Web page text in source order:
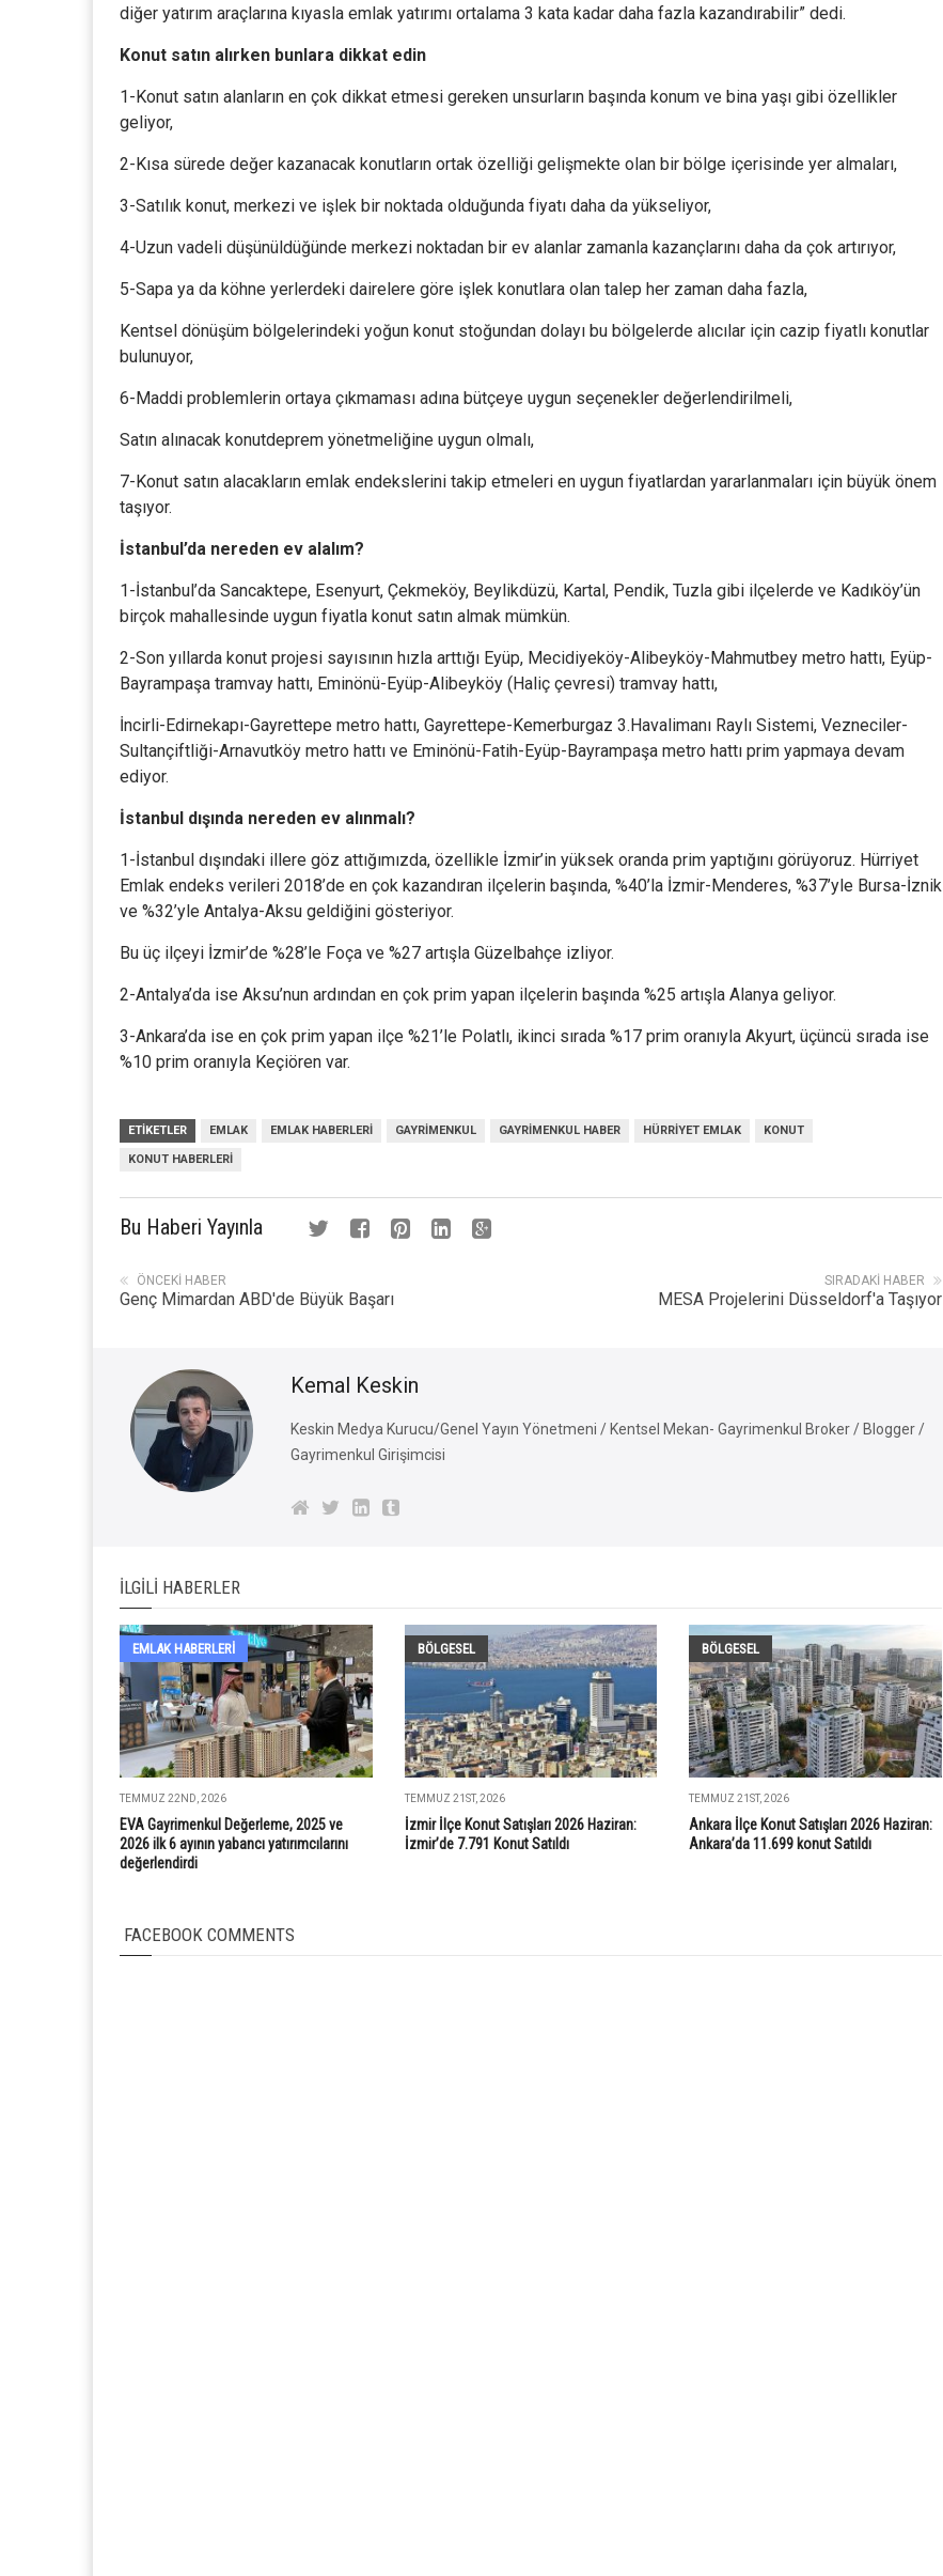
diğer yatırım araçlarına kıyasla emlak yatırımı ortalama 3 kata kadar daha fazla kazandırabilir” dedi.
Konut satın alırken bunlara dikkat edin
1-Konut satın alanların en çok dikkat etmesi gereken unsurların başında konum ve bina yaşı gibi özellikler
geliyor,
2-Kısa sürede değer kazanacak konutların ortak özelliği gelişmekte olan bir bölge içerisinde yer almaları,
3-Satılık konut, merkezi ve işlek bir noktada olduğunda fiyatı daha da yükseliyor,
4-Uzun vadeli düşünüldüğünde merkezi noktadan bir ev alanlar zamanla kazançlarını daha da çok artırıyor,
5-Sapa ya da köhne yerlerdeki dairelere göre işlek konutlara olan talep her zaman daha fazla,
Kentsel dönüşüm bölgelerindeki yoğun konut stoğundan dolayı bu bölgelerde alıcılar için cazip fiyatlı konutlar
bulunuyor,
6-Maddi problemlerin ortaya çıkmaması adına bütçeye uygun seçenekler değerlendirilmeli,
Satın alınacak konutdeprem yönetmeliğine uygun olmalı,
7-Konut satın alacakların emlak endekslerini takip etmeleri en uygun fiyatlardan yararlanmaları için büyük önem
taşıyor.
İstanbul’da nereden ev alalım?
1-İstanbul’da Sancaktepe, Esenyurt, Çekmeköy, Beylikdüzü, Kartal, Pendik, Tuzla gibi ilçelerde ve Kadıköy’ün
birçok mahallesinde uygun fiyatla konut satın almak mümkün.
2-Son yıllarda konut projesi sayısının hızla arttığı Eyüp, Mecidiyeköy-Alibeyköy-Mahmutbey metro hattı, Eyüp-
Bayrampaşa tramvay hattı, Eminönü-Eyüp-Alibeyköy (Haliç çevresi) tramvay hattı,
İncirli-Edirnekapı-Gayrettepe metro hattı, Gayrettepe-Kemerburgaz 3.Havalimanı Raylı Sistemi, Vezneciler-
Sultançiftliği-Arnavutköy metro hattı ve Eminönü-Fatih-Eyüp-Bayrampaşa metro hattı prim yapmaya devam
ediyor.
İstanbul dışında nereden ev alınmalı?
1-İstanbul dışındaki illere göz attığımızda, özellikle İzmir’in yüksek oranda prim yaptığını görüyoruz. Hürriyet
Emlak endeks verileri 2018’de en çok kazandıran ilçelerin başında, %40’la İzmir-Menderes, %37’yle Bursa-İznik
ve %32’yle Antalya-Aksu geldiğini gösteriyor.
Bu üç ilçeyi İzmir’de %28’le Foça ve %27 artışla Güzelbahçe izliyor.
2-Antalya’da ise Aksu’nun ardından en çok prim yapan ilçelerin başında %25 artışla Alanya geliyor.
3-Ankara’da ise en çok prim yapan ilçe %21’le Polatlı, ikinci sırada %17 prim oranıyla Akyurt, üçüncü sırada ise
%10 prim oranıyla Keçiören var.
ETIKETLER EMLAK EMLAK HABERLERI GAYRIMENKUL GAYRIMENKUL HABER HÜRRIYET EMLAK KONUT
KONUT HABERLERI
Bu Haberi Yayınla
SIRADAKI HABER
MESA Projelerini Düsseldorf'a Taşıyor
ÖNCEKI HABER
Genç Mimardan ABD'de Büyük Başarı
Kemal Keskin
Keskin Medya Kurucu/Genel Yayın Yönetmeni / Kentsel Mekan- Gayrimenkul Broker / Blogger /
Gayrimenkul Girişimcisi
İLGILI HABERLER
EMLAK HABERLERI
TEMMUZ 22ND, 2026
EVA Gayrimenkul Değerleme, 2025 ve
2026 ilk 6 ayının yabancı yatırımcılarını
değerlendirdi
BÖLGESEL
TEMMUZ 21ST, 2026
İzmir İlçe Konut Satışları 2026 Haziran:
İzmir’de 7.791 Konut Satıldı
BÖLGESEL
TEMMUZ 21ST, 2026
Ankara İlçe Konut Satışları 2026 Haziran:
Ankara’da 11.699 konut Satıldı
FACEBOOK COMMENTS